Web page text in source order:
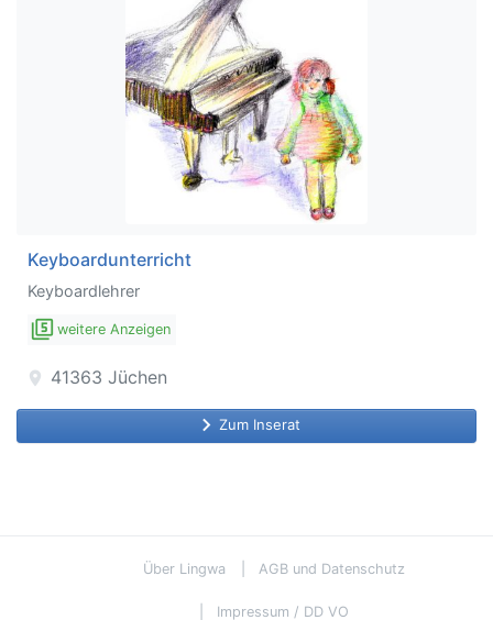
Keyboardunterricht
Keyboardlehrer
filter_5 weitere Anzeigen
location_on 41363 Jüchen
keyboard_arrow_right Zum Inserat
Über Lingwa AGB und Datenschutz
Impressum / DD VO